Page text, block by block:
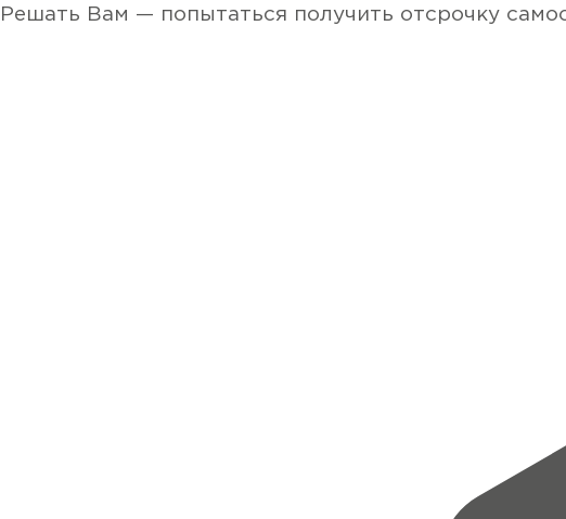
Решать Вам — попытаться получить отсрочку